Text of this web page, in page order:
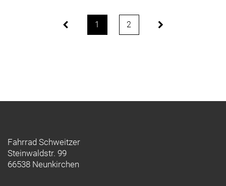
1 2
Fahrrad Schweitzer
Steinwaldstr. 99
66538 Neunkirchen